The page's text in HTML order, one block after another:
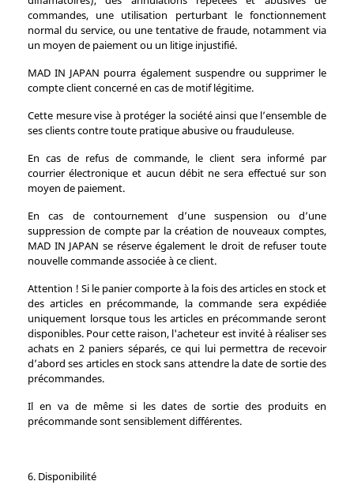
commandes, une utilisation perturbant le fonctionnement
normal du service, ou une tentative de fraude, notamment via
un moyen de paiement ou un litige injustifié.
MAD IN JAPAN pourra également suspendre ou supprimer le
compte client concerné en cas de motif légitime.
Cette mesure vise à protéger la société ainsi que l’ensemble de
ses clients contre toute pratique abusive ou frauduleuse.
En cas de refus de commande, le client sera informé par
courrier électronique et aucun débit ne sera effectué sur son
moyen de paiement.
En cas de contournement d’une suspension ou d’une
suppression de compte par la création de nouveaux comptes,
MAD IN JAPAN se réserve également le droit de refuser toute
nouvelle commande associée à ce client.
Attention ! Si le panier comporte à la fois des articles en stock et
des articles en précommande, la commande sera expédiée
uniquement lorsque tous les articles en précommande seront
disponibles. Pour cette raison, l'acheteur est invité à réaliser ses
achats en 2 paniers séparés, ce qui lui permettra de recevoir
d’abord ses articles en stock sans attendre la date de sortie des
précommandes.
Il en va de même si les dates de sortie des produits en
précommande sont sensiblement différentes.
6. Disponibilité